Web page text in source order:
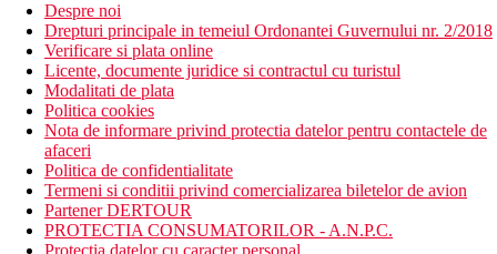
SPA
discoteca
magazine
Wi-Fi gratuit in hol
internet cafe
piscina (sezlonguri si umbrele gratuite)
sala de conferinta
Descrierea plajei
nisipos cu pietricele
Activitati sportive gratuite
muzica live
Despre noi
Drepturi principale in temeiul Ordonantei Guvernului nr. 2/2018
Verificare si plata online
Licente, documente juridice si contractul cu turistul
Modalitati de plata
Politica cookies
Nota de informare privind protectia datelor pentru contactele de
afaceri
Politica de confidentialitate
Termeni si conditii privind comercializarea biletelor de avion
Partener DERTOUR
PROTECTIA CONSUMATORILOR - A.N.P.C.
Protectia datelor cu caracter personal